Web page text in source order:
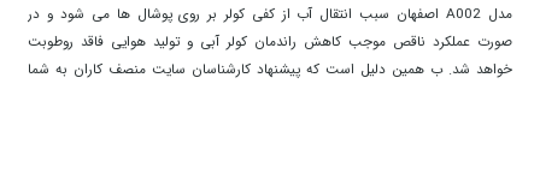
مدل A002 اصفهان سبب انتقال آب از کفی کولر بر روی پوشال ها می شود و در
صورت عملکرد ناقص موجب کاهش راندمان کولر آبی و تولید هوایی فاقد روطوبت
خواهد شد. ب همین دلیل است که پیشنهاد کارشناسان سایت منصف کاران به شما